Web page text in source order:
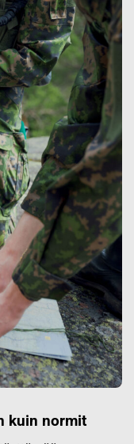
kuin normit